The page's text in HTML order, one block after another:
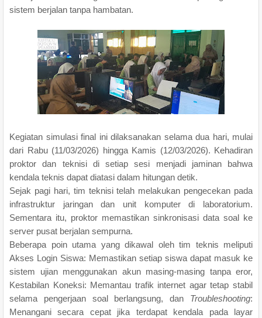
sistem berjalan tanpa hambatan.
Kegiatan simulasi final ini dilaksanakan selama dua hari, mulai
dari Rabu (11/03/2026) hingga Kamis (12/03/2026). Kehadiran
proktor dan teknisi di setiap sesi menjadi jaminan bahwa
kendala teknis dapat diatasi dalam hitungan detik.
Sejak pagi hari, tim teknisi telah melakukan pengecekan pada
infrastruktur jaringan dan unit komputer di laboratorium.
Sementara itu, proktor memastikan sinkronisasi data soal ke
server pusat berjalan sempurna.
Beberapa poin utama yang dikawal oleh tim teknis meliputi
Akses Login Siswa: Memastikan setiap siswa dapat masuk ke
sistem ujian menggunakan akun masing-masing tanpa eror,
Kestabilan Koneksi: Memantau trafik internet agar tetap stabil
selama pengerjaan soal berlangsung, dan Troubleshooting:
Menangani secara cepat jika terdapat kendala pada layar